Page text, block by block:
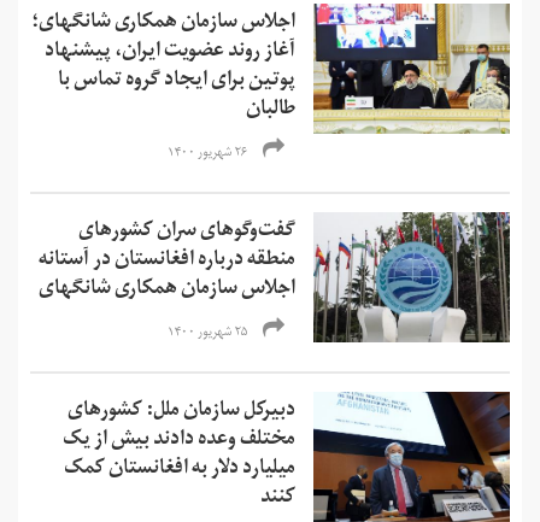
اجلاس سازمان همکاری شانگهای؛
آغاز روند عضویت ایران، پیشنهاد
پوتین برای ایجاد گروه تماس با
طالبان
۲۶ شهریور ۱۴۰۰
گفت‌وگوهای سران کشورهای
منطقه درباره افغانستان در آستانه
اجلاس سازمان همکاری شانگهای
۲۵ شهریور ۱۴۰۰
دبیرکل سازمان ملل: کشورهای
مختلف وعده دادند بیش از یک
میلیارد دلار به افغانستان کمک
کنند